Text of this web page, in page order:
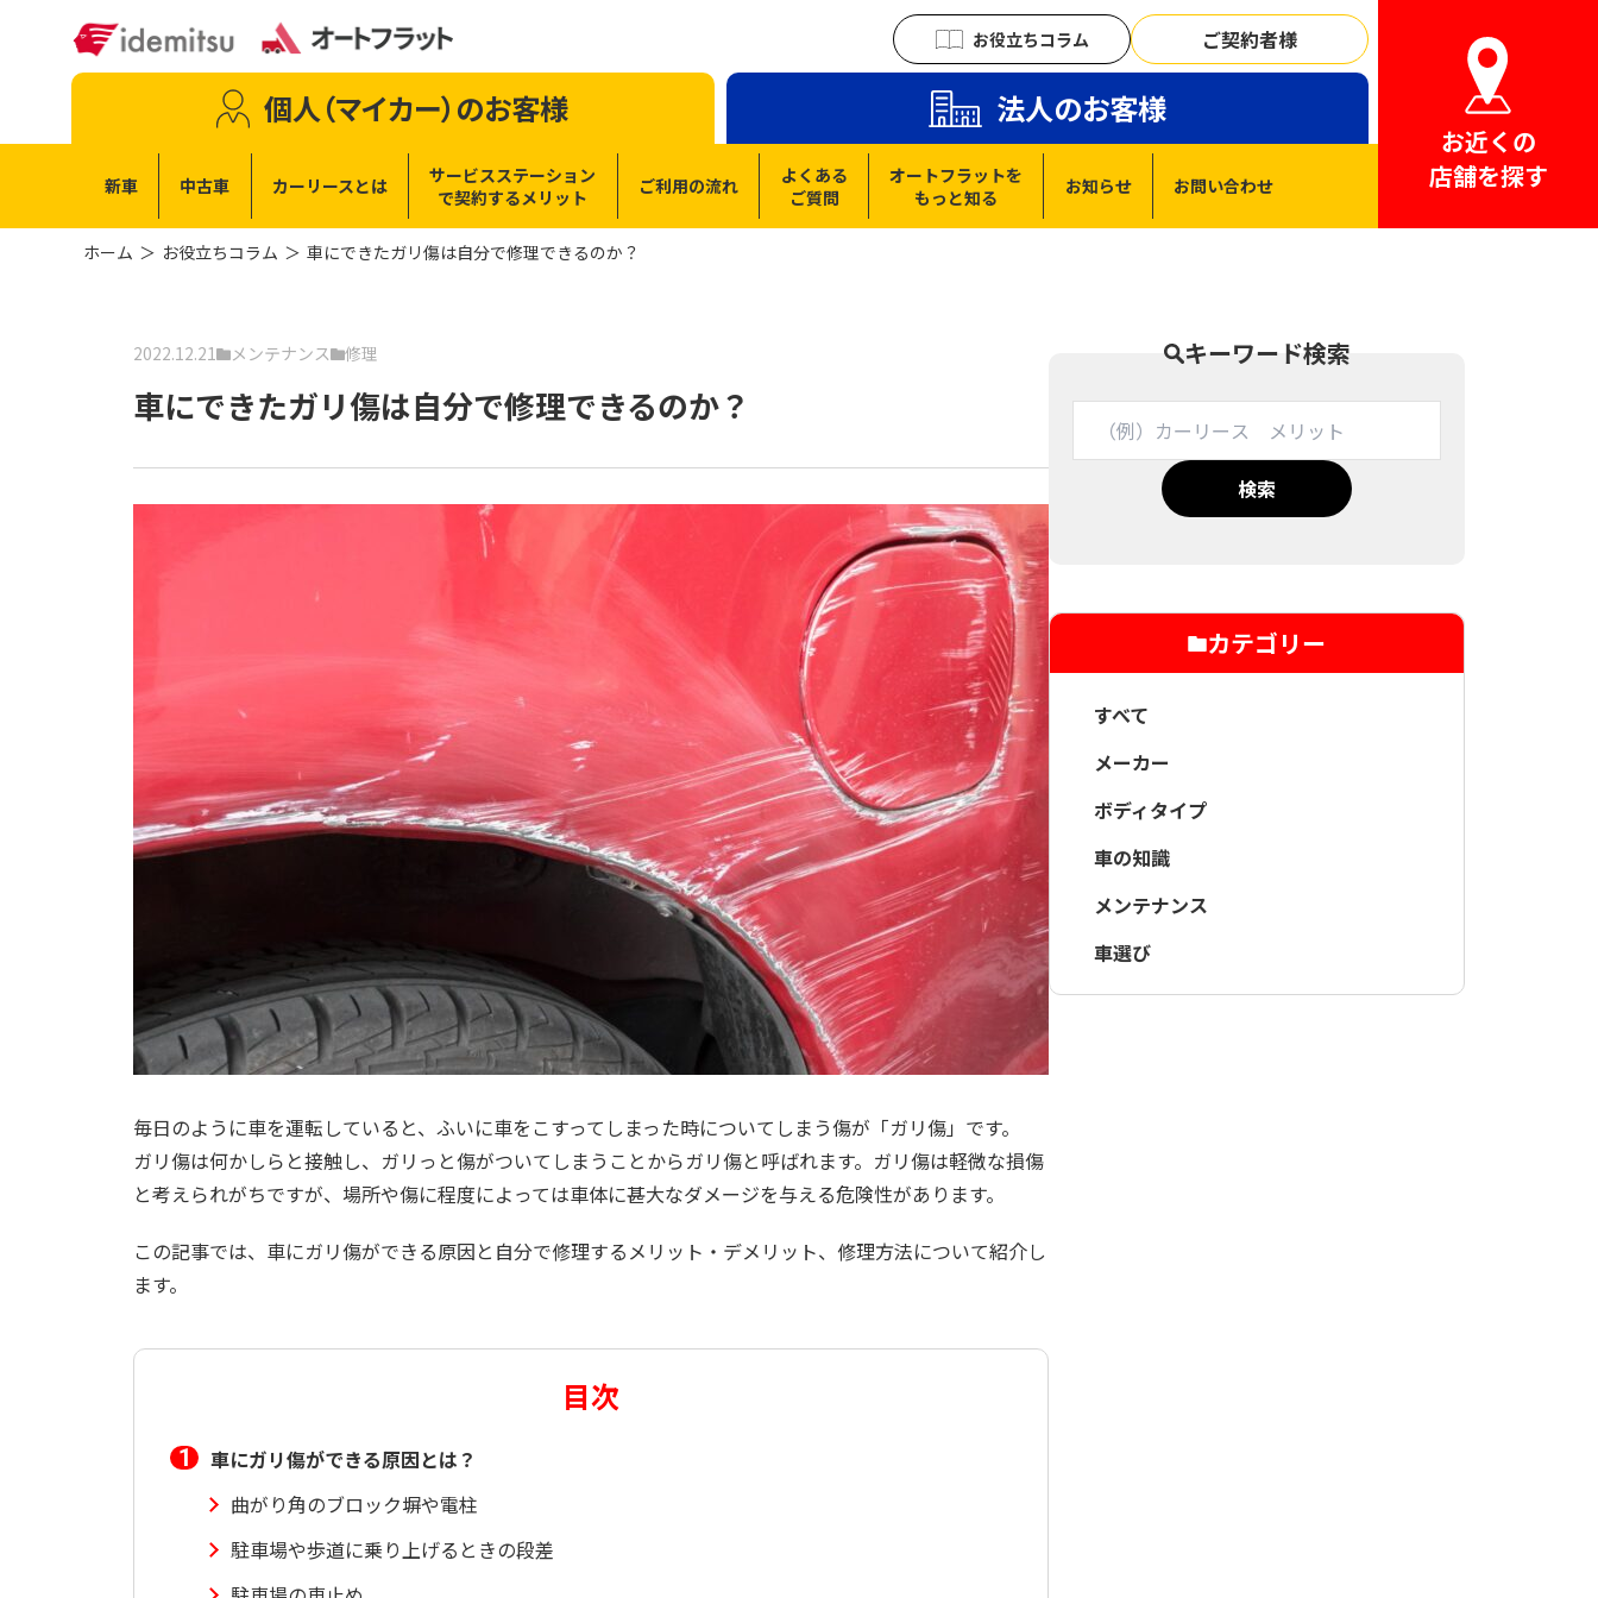
お役立ちコラム ご契約者様
個人（マイカー） のお客様 法人のお客様
新車 中古車 カーリースとは
サービスステーション
で契約するメリット ご利用の流れ
よくある
ご質問
オートフラットを
もっと知る
お知らせ お問い合わせ
お近くの
店舗を探す
ホーム お役立ちコラム 車にできたガリ傷は自分で修理できるのか？
2022.12.21 メンテナンス 修理
車にできたガリ傷は自分で修理できるのか？
毎日のように車を運転していると、ふいに車をこすってしまった時についてしまう傷が「ガリ傷」です。
ガリ傷は何かしらと接触し、ガリっと傷がついてしまうことからガリ傷と呼ばれます。ガリ傷は軽微な損傷
と考えられがちですが、場所や傷に程度によっては車体に甚大なダメージを与える危険性があります。
この記事では、車にガリ傷ができる原因と自分で修理するメリット・デメリット、修理方法について紹介し
ます。
目次
車にガリ傷ができる原因とは？
曲がり角のブロック塀や電柱
駐車場や歩道に乗り上げるときの段差
キーワード検索
検索
カテゴリー
すべて
メーカー
ボディタイプ
車の知識
メンテナンス
車選び